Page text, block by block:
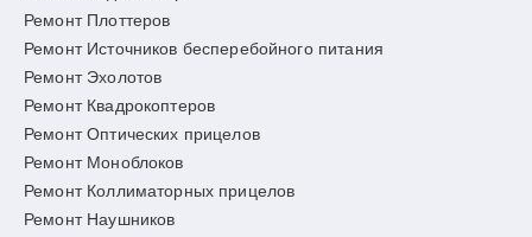
Ремонт Плоттеров
Ремонт Источников бесперебойного питания
Ремонт Эхолотов
Ремонт Квадрокоптеров
Ремонт Оптических прицелов
Ремонт Моноблоков
Ремонт Коллиматорных прицелов
Ремонт Наушников